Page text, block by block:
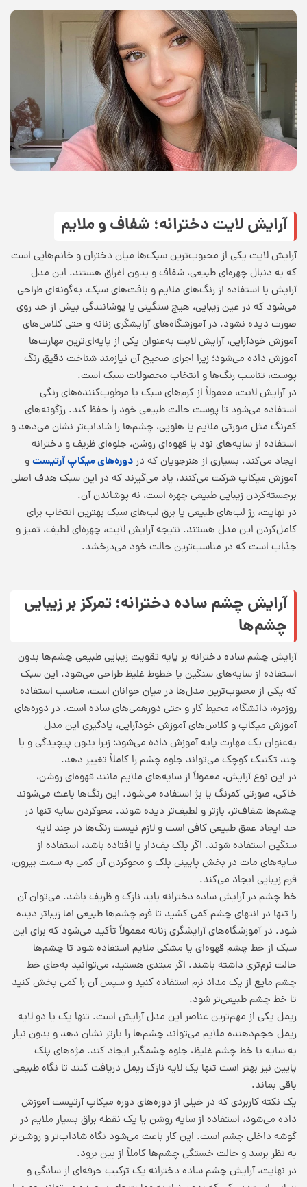
آرایش لایت دخترانه؛ شفاف و ملایم
آرایش لایت یکی از محبوب‌ترین سبک‌ها میان دختران و خانم‌هایی است
که به دنبال چهره‌ای طبیعی، شفاف و بدون اغراق هستند. این مدل
آرایش با استفاده از رنگ‌های ملایم و بافت‌های سبک، به‌گونه‌ای طراحی
می‌شود که در عین زیبایی، هیچ سنگینی یا پوشانندگی بیش از حد روی
صورت دیده نشود. در آموزشگاه‌های آرایشگری زنانه و حتی کلاس‌های
آموزش خودآرایی، آرایش لایت به‌عنوان یکی از پایه‌ای‌ترین مهارت‌ها
آموزش داده می‌شود؛ زیرا اجرای صحیح آن نیازمند شناخت دقیق رنگ
پوست، تناسب رنگ‌ها و انتخاب محصولات سبک است.
در آرایش لایت، معمولاً از کرم‌های سبک یا مرطوب‌کننده‌های رنگی
استفاده می‌شود تا پوست حالت طبیعی خود را حفظ کند. رژگونه‌های
کمرنگ مثل صورتی ملایم یا هلویی، چشم‌ها را شاداب‌تر نشان می‌دهد و
استفاده از سایه‌های نود یا قهوه‌ای روشن، جلوه‌ای ظریف و دخترانه
ایجاد می‌کند. بسیاری از هنرجویان که دردوره‌های میکاپ آرتیستو
آموزش میکاپ شرکت می‌کنند، یاد می‌گیرند که در این سبک هدف اصلی
برجسته‌کردن زیبایی طبیعی چهره است، نه پوشاندن آن.
در نهایت، رژ لب‌های طبیعی یا برق لب‌های سبک بهترین انتخاب برای
کامل‌کردن این مدل هستند. نتیجه آرایش لایت، چهره‌ای لطیف، تمیز و
جذاب است که در مناسب‌ترین حالت خود می‌درخشد.
آرایش چشم ساده دخترانه؛ تمرکز بر زیبایی
چشم‌ها
آرایش چشم ساده دخترانه بر پایه تقویت زیبایی طبیعی چشم‌ها بدون
استفاده از سایه‌های سنگین یا خطوط غلیظ طراحی می‌شود. این سبک
که یکی از محبوب‌ترین مدل‌ها در میان جوانان است، مناسب استفاده
روزمره، دانشگاه، محیط کار و حتی دورهمی‌های ساده است. در دوره‌های
آموزش میکاپ و کلاس‌های آموزش خودآرایی، یادگیری این مدل
به‌عنوان یک مهارت پایه آموزش داده می‌شود؛ زیرا بدون پیچیدگی و با
چند تکنیک کوچک می‌تواند جلوه چشم را کاملاً تغییر دهد.
در این نوع آرایش، معمولاً از سایه‌های ملایم مانند قهوه‌ای روشن،
خاکی، صورتی کمرنگ یا بژ استفاده می‌شود. این رنگ‌ها باعث می‌شوند
چشم‌ها شفاف‌تر، بازتر و لطیف‌تر دیده شوند. محوکردن سایه تنها در
حد ایجاد عمق طبیعی کافی است و لازم نیست رنگ‌ها در چند لایه
سنگین استفاده شوند. اگر پلک پف‌دار یا افتاده باشد، استفاده از
سایه‌های مات در بخش پایینی پلک و محوکردن آن کمی به سمت بیرون،
فرم زیبایی ایجاد می‌کند.
خط چشم در آرایش ساده دخترانه باید نازک و ظریف باشد. می‌توان آن
را تنها در انتهای چشم کمی کشید تا فرم چشم‌ها طبیعی اما زیباتر دیده
شود. در آموزشگاه‌های آرایشگری زنانه معمولاً تأکید می‌شود که برای این
سبک از خط چشم قهوه‌ای یا مشکی ملایم استفاده شود تا چشم‌ها
حالت نرم‌تری داشته باشند. اگر مبتدی هستید، می‌توانید به‌جای خط
چشم مایع از یک مداد نرم استفاده کنید و سپس آن را کمی پخش کنید
تا خط چشم طبیعی‌تر شود.
ریمل یکی از مهم‌ترین عناصر این مدل آرایش است. تنها یک یا دو لایه
ریمل حجم‌دهنده ملایم می‌تواند چشم‌ها را بازتر نشان دهد و بدون نیاز
به سایه یا خط چشم غلیظ، جلوه چشمگیر ایجاد کند. مژه‌های پلک
پایین نیز بهتر است تنها یک لایه نازک ریمل دریافت کنند تا نگاه طبیعی
باقی بماند.
یک نکته کاربردی که در خیلی از دوره‌های دوره میکاپ آرتیست آموزش
داده می‌شود، استفاده از سایه روشن یا یک نقطه براق بسیار ملایم در
گوشه داخلی چشم است. این کار باعث می‌شود نگاه شاداب‌تر و روشن‌تر
به نظر برسد و حالت خستگی چشم‌ها کاملاً از بین برود.
در نهایت، آرایش چشم ساده دخترانه یک ترکیب حرفه‌ای از سادگی و